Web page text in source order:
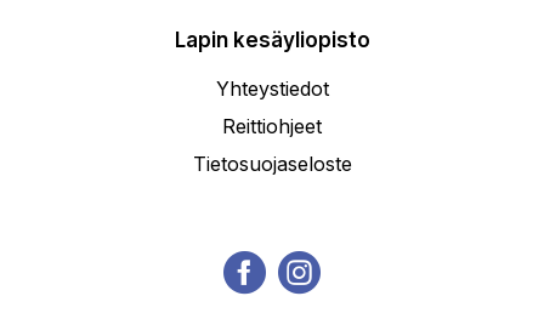
Lapin kesäyliopisto
Yhteystiedot
Reittiohjeet
Tietosuojaseloste